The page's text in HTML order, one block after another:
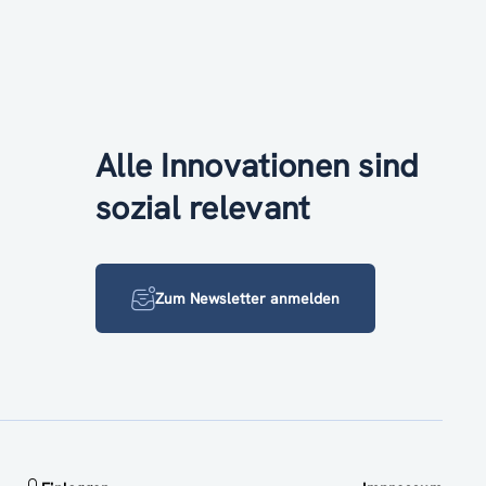
Alle Innovationen sind
sozial relevant
Zum Newsletter anmelden